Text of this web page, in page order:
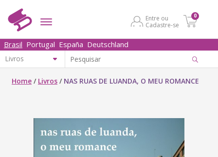
Entre ou
Cadastre-se
0
Brasil Portugal España Deutschland
Home / Livros / NAS RUAS DE LUANDA, O MEU ROMANCE